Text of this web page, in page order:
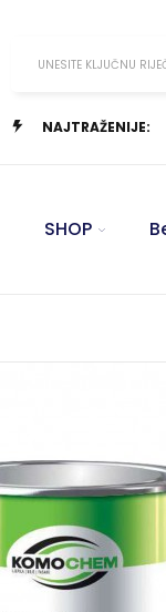
UNESITE KLJUČNU
NAJTRAŽENIJE:
SHOP